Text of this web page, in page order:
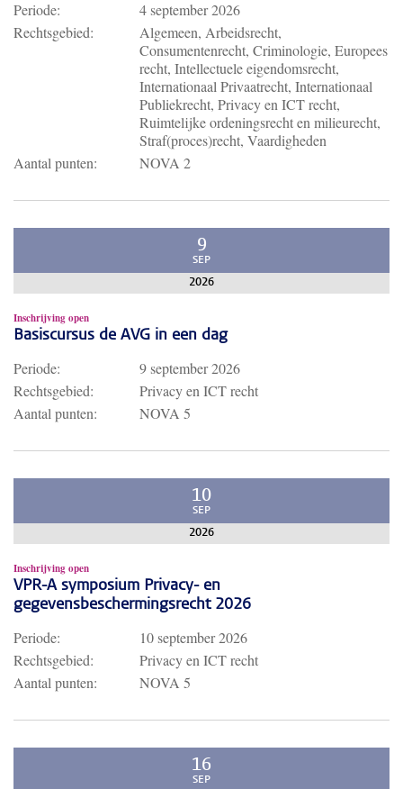
Periode:
4 september 2026
Rechtsgebied:
Algemeen, Arbeidsrecht,
Consumentenrecht, Criminologie, Europees
recht, Intellectuele eigendomsrecht,
Internationaal Privaatrecht, Internationaal
Publiekrecht, Privacy en ICT recht,
Ruimtelijke ordeningsrecht en milieurecht,
Straf(proces)recht, Vaardigheden
Aantal punten:
NOVA 2
9
SEP
2026
Inschrijving open
Basiscursus de AVG in een dag
Periode:
9 september 2026
Rechtsgebied:
Privacy en ICT recht
Aantal punten:
NOVA 5
10
SEP
2026
Inschrijving open
VPR-A symposium Privacy- en
gegevensbeschermingsrecht 2026
Periode:
10 september 2026
Rechtsgebied:
Privacy en ICT recht
Aantal punten:
NOVA 5
16
SEP